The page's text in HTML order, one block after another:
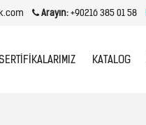
Arayın: +90216 385 01 58
KATALOG